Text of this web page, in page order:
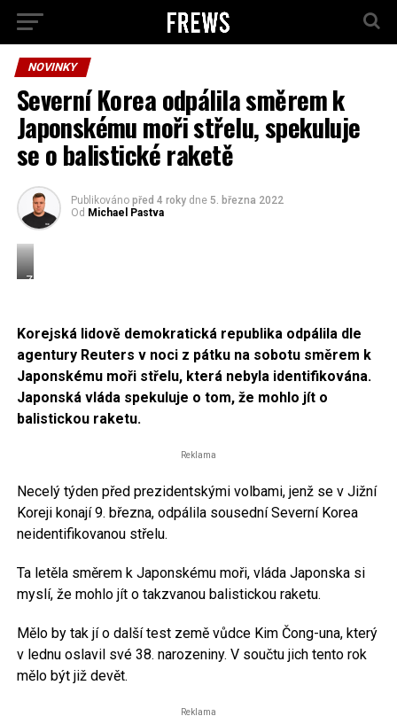
NOVINKY
Severní Korea odpálila směrem k
Japonskému moři střelu, spekuluje
se o balistické raketě
Publikováno před 4 roky dne 5. března 2022
Od Michael Pastva
Zdroj:
BY
Korejská lidově demokratická republika odpálila dle
agentury Reuters v noci z pátku na sobotu směrem k
Japonskému moři střelu, která nebyla identifikována.
Japonská vláda spekuluje o tom, že mohlo jít o
balistickou raketu.
Reklama
Necelý týden před prezidentskými volbami, jenž se v Jižní
Koreji konají 9. března, odpálila sousední Severní Korea
neidentifikovanou střelu.
Ta letěla směrem k Japonskému moři, vláda Japonska si
myslí, že mohlo jít o takzvanou balistickou raketu.
Mělo by tak jí o další test země vůdce Kim Čong-una, který
v lednu oslavil své 38. narozeniny. V součtu jich tento rok
mělo být již devět.
Reklama